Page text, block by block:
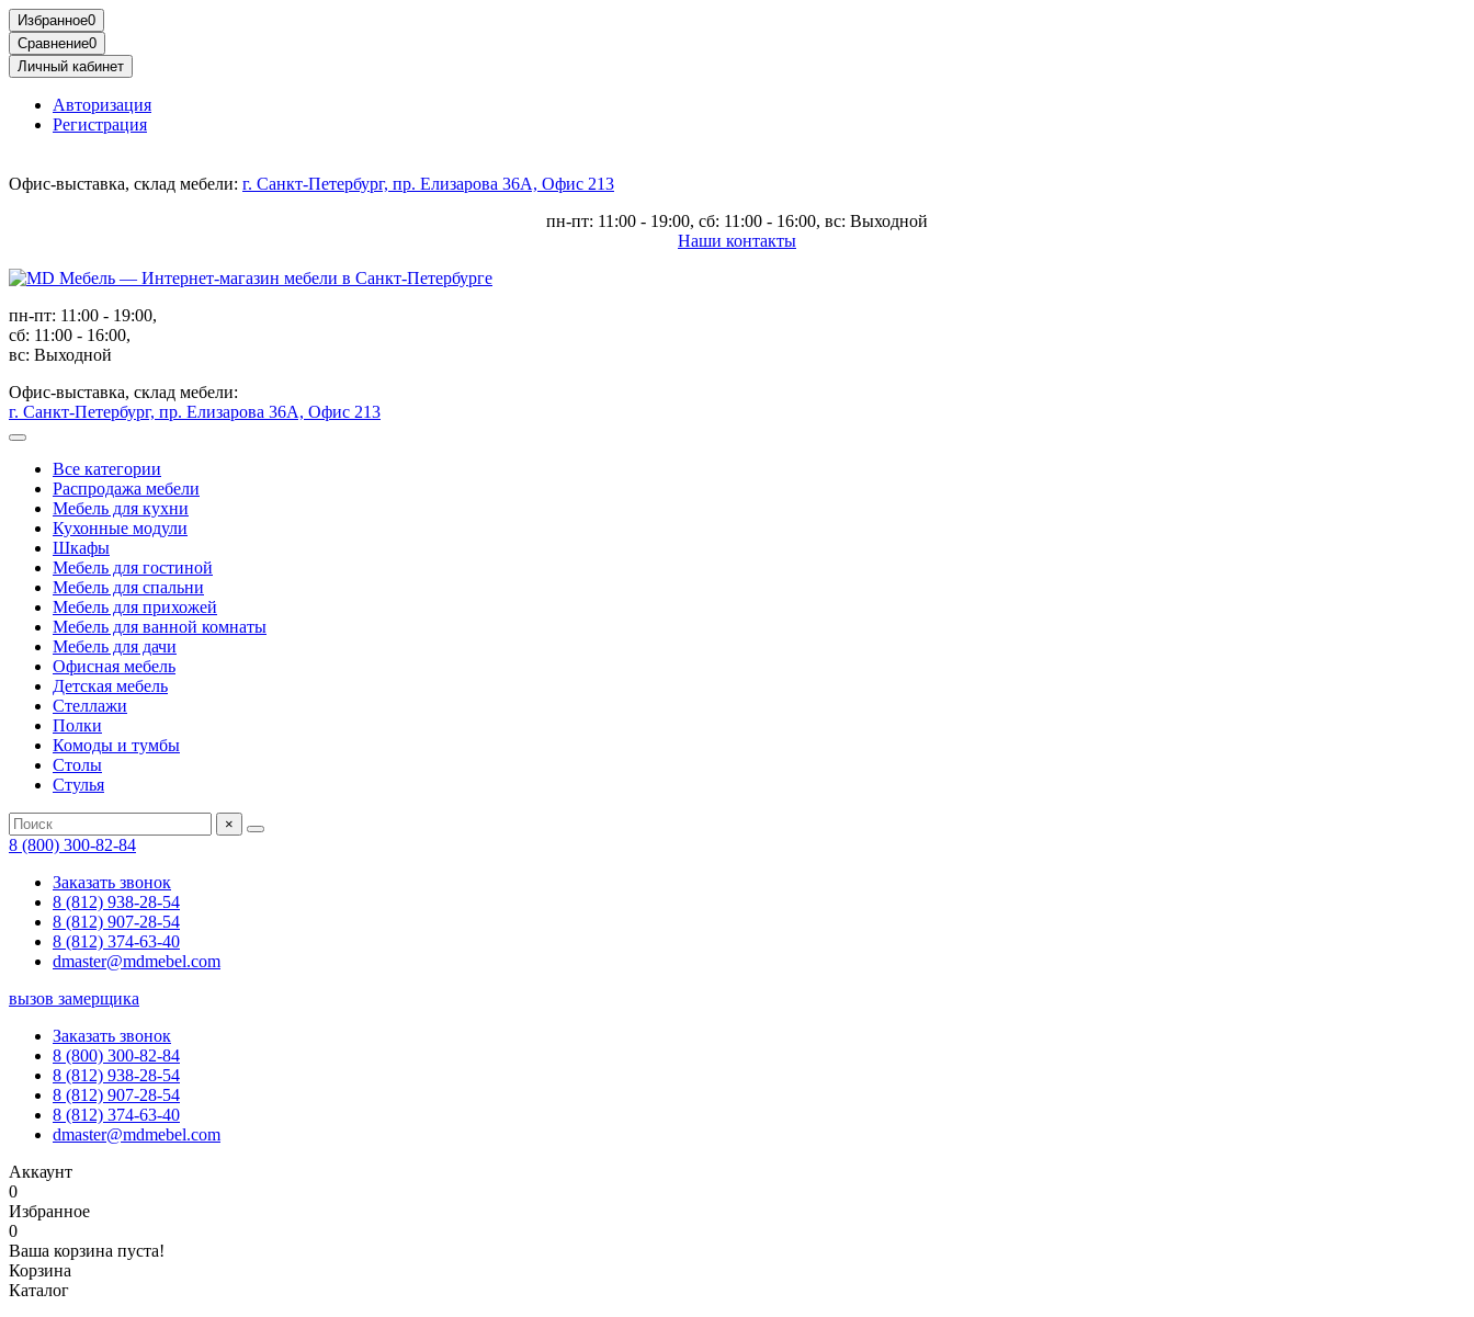
Избранное0
Сравнение0
Личный кабинет
Авторизация
Регистрация
Офис-выставка, склад мебели: г. Санкт-Петербург, пр. Елизарова 36А, Офис 213
пн-пт: 11:00 - 19:00, сб: 11:00 - 16:00, вс: Выходной
Наши контакты
пн-пт: 11:00 - 19:00,
сб: 11:00 - 16:00,
вс: Выходной
Офис-выставка, склад мебели:
г. Санкт-Петербург, пр. Елизарова 36А, Офис 213
Все категории
Распродажа мебели
Мебель для кухни
Кухонные модули
Шкафы
Мебель для гостиной
Мебель для спальни
Мебель для прихожей
Мебель для ванной комнаты
Мебель для дачи
Офисная мебель
Детская мебель
Стеллажи
Полки
Комоды и тумбы
Столы
Стулья
×
8 (800) 300-82-84
Заказать звонок
8 (812) 938-28-54
8 (812) 907-28-54
8 (812) 374-63-40
dmaster@mdmebel.com
вызов замерщика
Заказать звонок
8 (800) 300-82-84
8 (812) 938-28-54
8 (812) 907-28-54
8 (812) 374-63-40
dmaster@mdmebel.com
Аккаунт
0
Избранное
0
Ваша корзина пуста!
Корзина
Каталог